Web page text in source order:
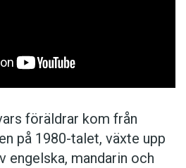
föräldrar kom från
på 1980-talet, växte upp
engelska, mandarin och